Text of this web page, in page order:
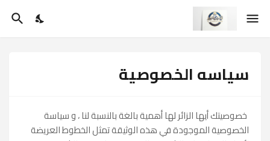
سياسه الخصوصية
خصوصيتك أيها الزائر لها أهمية بالغة بالنسبة لنا ، و سياسة
الخصوصية الموجودة في هذه الوثيقة تمثل الخطوط العريضة